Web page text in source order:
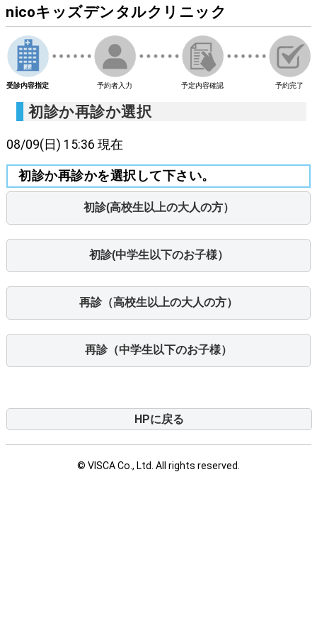
nicoキッズデンタルクリニック
受診内容指定 予約者入力 予定内容確認 予約完了
初診か再診か選択
08/09(日) 15:36 現在
初診か再診かを選択して下さい。
HPに戻る
© VISCA Co., Ltd. All rights reserved.